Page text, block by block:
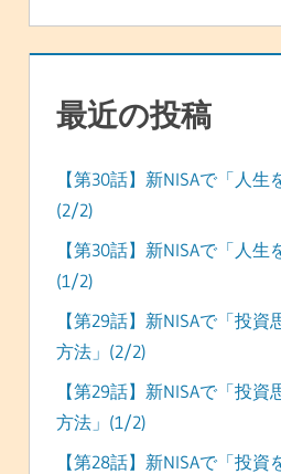
最近の投稿
【第30話】新NISAで「人生
(2/2)
【第30話】新NISAで「人生
(1/2)
【第29話】新NISAで「投
方法」(2/2)
【第29話】新NISAで「投
方法」(1/2)
【第28話】新NISAで「投